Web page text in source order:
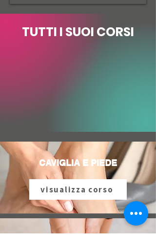
TUTTI I SUOI CORSI
CAVIGLIA E PIEDE
visualizza corso